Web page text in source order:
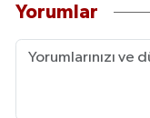
Yorumlar